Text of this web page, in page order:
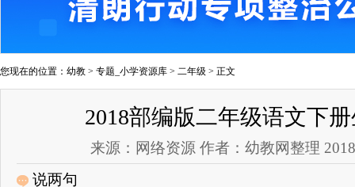
您现在的位置： 幼教 > 专题_小学资源库 > 二年级 > 正文
2018部编版二年级语文下
来源：网络资源 作者：幼教网整理
说两句